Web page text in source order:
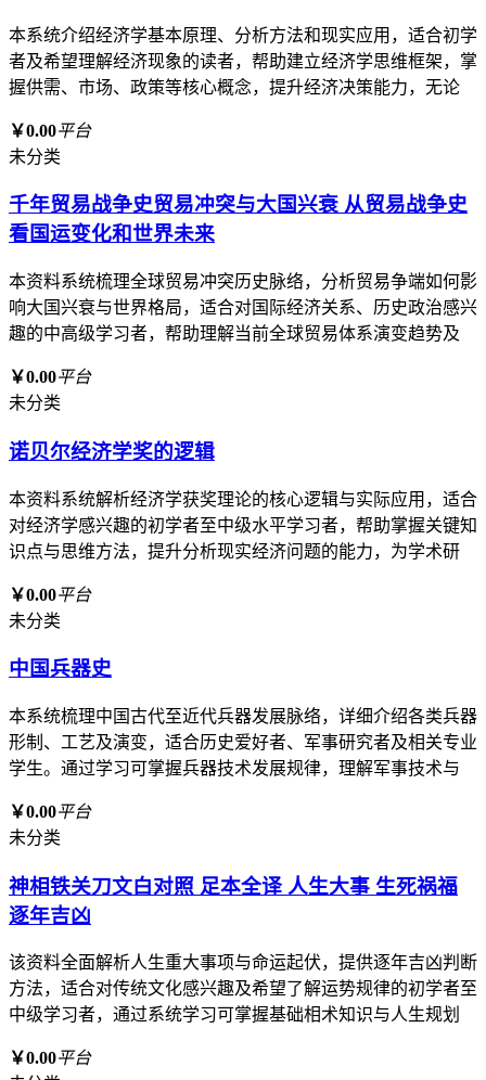
本系统介绍经济学基本原理、分析方法和现实应用，适合初学
者及希望理解经济现象的读者，帮助建立经济学思维框架，掌
握供需、市场、政策等核心概念，提升经济决策能力，无论
￥0.00平台
未分类
千年贸易战争史贸易冲突与大国兴衰 从贸易战争史
看国运变化和世界未来
本资料系统梳理全球贸易冲突历史脉络，分析贸易争端如何影
响大国兴衰与世界格局，适合对国际经济关系、历史政治感兴
趣的中高级学习者，帮助理解当前全球贸易体系演变趋势及
￥0.00平台
未分类
诺贝尔经济学奖的逻辑
本资料系统解析经济学获奖理论的核心逻辑与实际应用，适合
对经济学感兴趣的初学者至中级水平学习者，帮助掌握关键知
识点与思维方法，提升分析现实经济问题的能力，为学术研
￥0.00平台
未分类
中国兵器史
本系统梳理中国古代至近代兵器发展脉络，详细介绍各类兵器
形制、工艺及演变，适合历史爱好者、军事研究者及相关专业
学生。通过学习可掌握兵器技术发展规律，理解军事技术与
￥0.00平台
未分类
神相铁关刀文白对照 足本全译 人生大事 生死祸福
逐年吉凶
该资料全面解析人生重大事项与命运起伏，提供逐年吉凶判断
方法，适合对传统文化感兴趣及希望了解运势规律的初学者至
中级学习者，通过系统学习可掌握基础相术知识与人生规划
￥0.00平台